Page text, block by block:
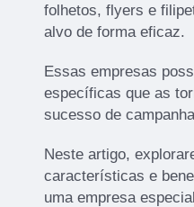
folhetos, flyers e
alvo de forma eficaz.
Essas empresas
específicas que as
sucesso de
Neste artigo,
características e
uma empresa